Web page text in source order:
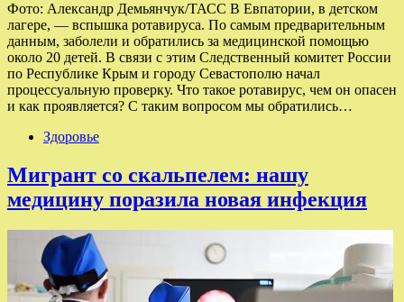
Фото: Александр Демьянчук/ТАСС В Евпатории, в детском
лагере, — вспышка ротавируса. По самым предварительным
данным, заболели и обратились за медицинской помощью
около 20 детей. В связи с этим Следственный комитет России
по Республике Крым и городу Севастополю начал
процессуальную проверку. Что такое ротавирус, чем он опасен
и как проявляется? С таким вопросом мы обратились…
Здоровье
Мигрант со скальпелем: нашу
медицину поразила новая инфекция